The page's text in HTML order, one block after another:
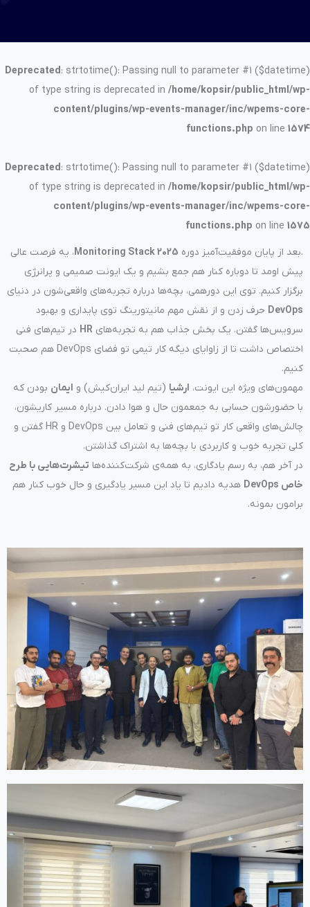
Deprecated: strtotime(): Passing null to parameter #1 ($datetime)
of type string is deprecated in /home/kopsir/public_html/wp-
content/plugins/wp-events-manager/inc/wpems-core-
functions.php on line 1574
Deprecated: strtotime(): Passing null to parameter #1 ($datetime)
of type string is deprecated in /home/kopsir/public_html/wp-
content/plugins/wp-events-manager/inc/wpems-core-
functions.php on line 1575
.بعد از پایان موفقیت‌آمیز دوره Monitoring Stack 2025، یه فرصت عالی
پیش اومد تا دوباره کنار هم جمع بشیم و یک ایونت صمیمی و پرانرژی
برگزار کنیم. توی این دورهمی، بچه‌ها درباره تجربه‌های واقعی‌شون در دنیای
DevOps حرف زدن و از نقش مهم مانیتورینگ توی پایداری و بهبود
سرویس‌ها گفتن. یک بخش جذاب هم به تجربه‌های HR در تیم‌های فنی
اختصاص داشت تا از زاوایای دیگه کار تیمی تو فضای DevOps هم صحبت
کنیم.
مهمون‌های ویژه این ایونت، ارشیا (تیم‌ لید ایران‌کیش) و ایمان بودن که
با حضورشون حسابی به جمعمون حال و هوا دادن. درباره مسیر کاریشون،
چالش‌های واقعی کار تو تیم‌های فنی و تعامل بین DevOps و HR گفتن و
کلی تجربه‌ خوب و کاربردی با بچه‌ها به اشتراک گذاشتن.
در آخر هم، به رسم یادگاری، به همه‌ی شرکت‌کننده‌ها تیشرت‌هایی با طرح
خاص DevOps
هدیه دادیم تا یاد این مسیر یادگیری و حال خوب کنار هم
برامون بمونه.